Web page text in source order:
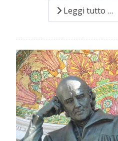
Leggi tutto …